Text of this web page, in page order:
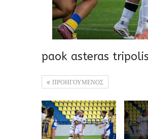
paok asteras
ΠΡΟΗΓΟΥΜΕΝΟΣ